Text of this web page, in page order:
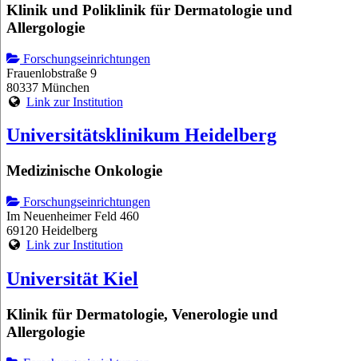
Klinik und Poliklinik für Dermatologie und
Allergologie
Forschungseinrichtungen
Frauenlobstraße 9
80337 München
Link zur Institution
Universitätsklinikum Heidelberg
Medizinische Onkologie
Forschungseinrichtungen
Im Neuenheimer Feld 460
69120 Heidelberg
Link zur Institution
Universität Kiel
Klinik für Dermatologie, Venerologie und
Allergologie